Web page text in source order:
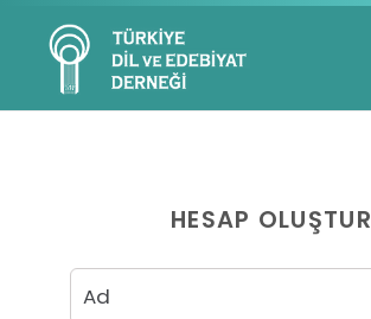
HESAP OLUŞTUR